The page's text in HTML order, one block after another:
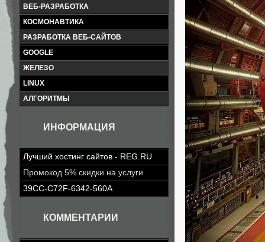
ВЕБ-РАЗРАБОТКА
КОСМОНАВТИКА
РАЗРАБОТКА ВЕБ-САЙТОВ
GOOGLE
ЖЕЛЕЗО
LINUX
АЛГОРИТМЫ
ИНФОРМАЦИЯ
Лучший хостинг сайтов - REG.RU
Промокод 5% скидки на услуги
39CC-C72F-6342-560A
КОММЕНТАРИИ